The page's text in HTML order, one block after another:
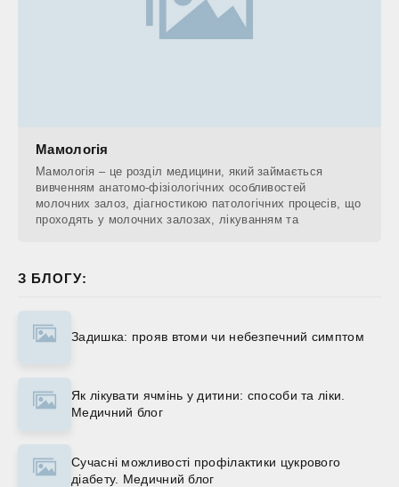
Мамологія
Мамологія – це розділ медицини, який займається
вивченням анатомо-фізіологічних особливостей
молочних залоз, діагностикою патологічних процесів, що
проходять у молочних залозах, лікуванням та
З БЛОГУ:
Задишка: прояв втоми чи небезпечний симптом
Як лікувати ячмінь у дитини: способи та ліки.
Медичний блог
Сучасні можливості профілактики цукрового
діабету. Медичний блог